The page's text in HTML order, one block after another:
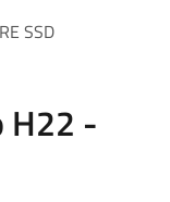
SSD
H22 -